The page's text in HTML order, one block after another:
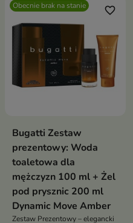
Obecnie brak na stanie favorite_border
Bugatti Zestaw
prezentowy: Woda
toaletowa dla
mężczyzn 100 ml + Żel
pod prysznic 200 ml
Dynamic Move Amber
Zestaw Prezentowy – elegancki